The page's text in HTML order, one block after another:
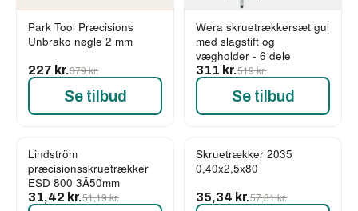
Park Tool Præcisions
Unbrako nøgle 2 mm
227 kr.379 kr.
Se tilbud
Wera skruetrækkersæt gul
med slagstift og
vægholder - 6 dele
311 kr.519 kr.
Se tilbud
-39%
Lindström
præcisionsskruetrækker
ESD 800 3Ã50mm
31,42 kr.51,19 kr.
-39%
Skruetrækker 2035
0,40x2,5x80
35,34 kr.57,81 kr.